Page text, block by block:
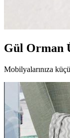
Gül Orman
Mobilyalarınıza